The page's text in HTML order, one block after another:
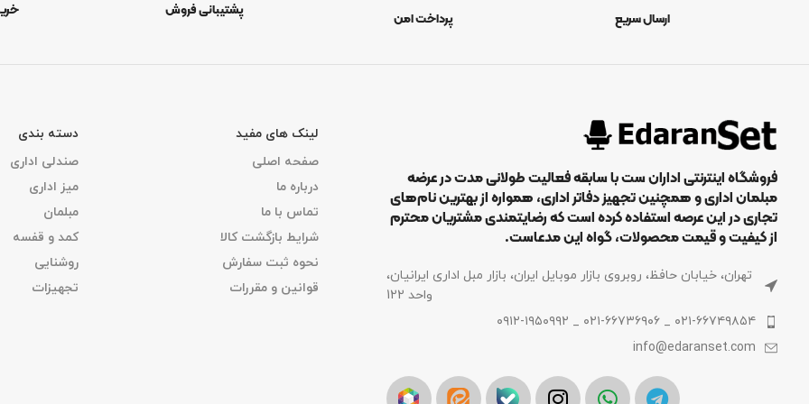
ارسال سریع پرداخت امن پشتیبانی فروش
فروشگاه اینترنتی اداران ست با سابقه فعالیت طولانی مدت در عرضه
مبلمان اداری و همچنین تجهیز دفاتر اداری، همواره از بهترین نام‌های
تجاری در این عرصه استفاده کرده است که رضایتمندی مشتریان محترم
از کیفیت و قیمت محصولات، گواه این مدعاست.
تهران، خیابان حافظ، روبروی بازار موبایل ایران، بازار مبل اداری ایرانیان،
واحد 122
۰۲۱-۶۶۷۴۹۸۵۴ _ ۰۲۱-۶۶۷۳۶۹۰۶ _ ۰۹۱۲-۱۹۵۰۹۹۲
info@edaranset.com
لینک های مفید
صفحه اصلی
درباره ما
تماس با ما
شرایط بازگشت کالا
نحوه ثبت سفارش
قوانین و مقررات
دسته بندی
صندلی اداری
میز اداری
مبلمان
کمد و قفسه
روشنایی
تجهیزات